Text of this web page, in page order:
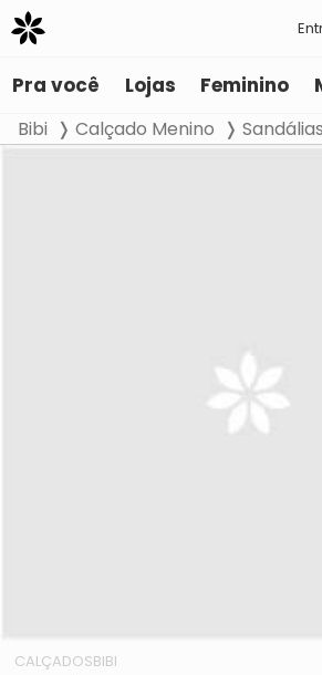
Pra você Lojas Feminino
Bibi Calçado Menino Sandálias
CALÇADOSBIBI